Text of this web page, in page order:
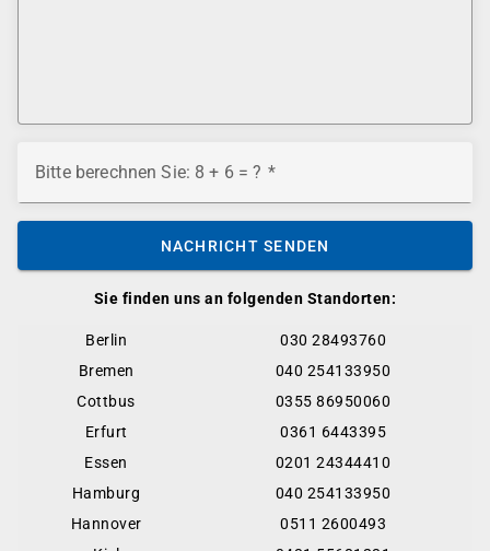
Sie finden uns an folgenden Standorten:
Berlin
030 28493760
Bremen
040 254133950
Cottbus
0355 86950060
Erfurt
0361 6443395
Essen
0201 24344410
Hamburg
040 254133950
Hannover
0511 2600493
Bitte berechnen Sie: 8 + 6 = ?
NACHRICHT SENDEN